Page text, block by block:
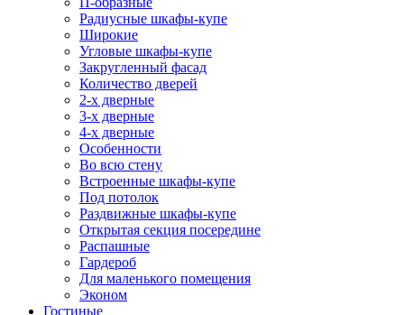
Радиусные шкафы-купе
Широкие
Угловые шкафы-купе
Закругленный фасад
Количество дверей
2-х дверные
3-х дверные
4-х дверные
Особенности
Во всю стену
Встроенные шкафы-купе
Под потолок
Раздвижные шкафы-купе
Открытая секция посередине
Распашные
Гардероб
Для маленького помещения
Эконом
Гостиные